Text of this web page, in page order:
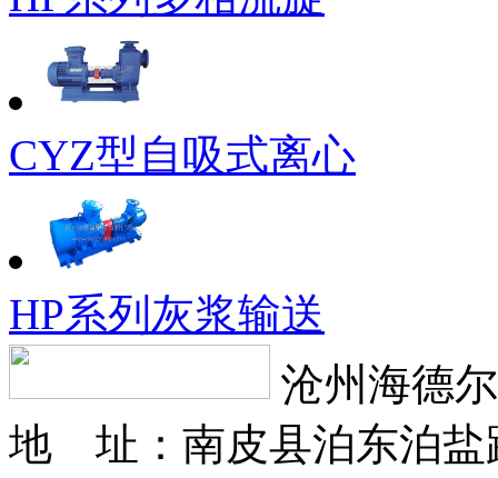
CYZ型自吸式离心
HP系列灰浆输送
沧州海德
地 址：南皮县泊东泊盐